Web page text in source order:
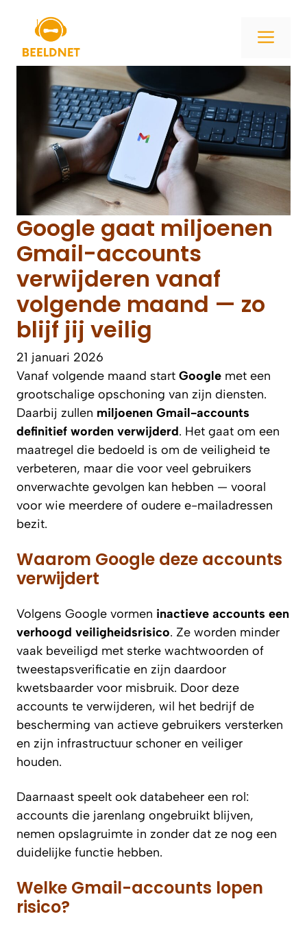
inhoud
Google gaat miljoenen
Gmail-accounts
verwijderen vanaf
volgende maand — zo
blijf jij veilig
21 januari 2026
Vanaf volgende maand start Google met een
grootschalige opschoning van zijn diensten.
Daarbij zullen miljoenen Gmail-accounts
definitief worden verwijderd. Het gaat om een
maatregel die bedoeld is om de veiligheid te
verbeteren, maar die voor veel gebruikers
onverwachte gevolgen kan hebben — vooral
voor wie meerdere of oudere e-mailadressen
bezit.
Waarom Google deze accounts
verwijdert
Volgens Google vormen inactieve accounts een
verhoogd veiligheidsrisico. Ze worden minder
vaak beveiligd met sterke wachtwoorden of
tweestapsverificatie en zijn daardoor
kwetsbaarder voor misbruik. Door deze
accounts te verwijderen, wil het bedrijf de
bescherming van actieve gebruikers versterken
en zijn infrastructuur schoner en veiliger
houden.
Daarnaast speelt ook databeheer een rol:
accounts die jarenlang ongebruikt blijven,
nemen opslagruimte in zonder dat ze nog een
duidelijke functie hebben.
Welke Gmail-accounts lopen
risico?